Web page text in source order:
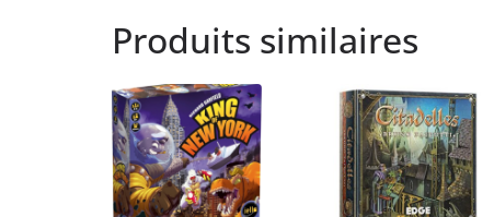
Produits similaires